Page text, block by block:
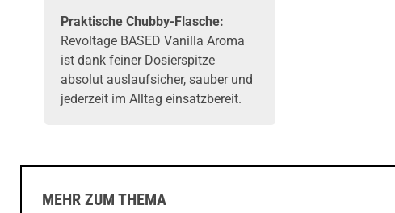
Praktische Chubby-Flasche:
Revoltage BASED Vanilla Aroma
ist dank feiner Dosierspitze
absolut auslaufsicher, sauber und
jederzeit im Alltag einsatzbereit.
MEHR ZUM THEMA